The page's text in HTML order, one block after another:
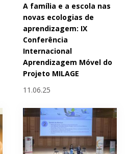
A família e a escola nas
novas ecologias de
aprendizagem: IX
Conferência
Internacional
Aprendizagem Móvel do
Projeto MILAGE
11.06.25